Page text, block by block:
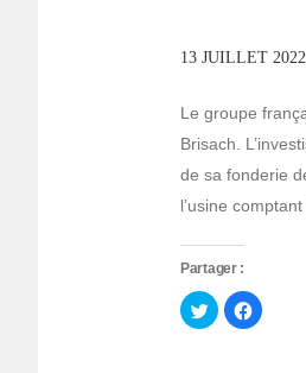
13 JUILLET 2022
Le groupe
Brisach.
de sa fonderie
l’usine
Partager :
Cliquez
pour
partager
Cliquez
pour